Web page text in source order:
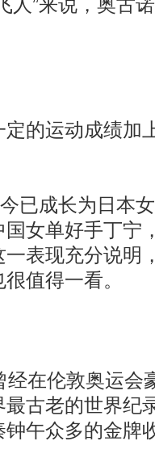
人”来说，奥古
的运动成绩加
成长为日本
女单好手丁宁
表现充分说明
值得一看。
在伦敦奥运会
古老的世界纪
午众多的金牌